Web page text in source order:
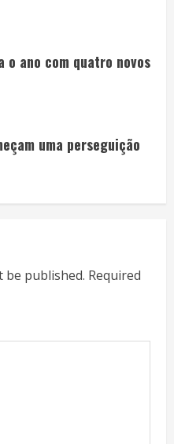
ano com quatro novos
uma perseguição
be published. Required